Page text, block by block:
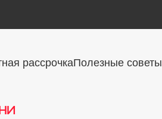
рассрочкаПолезные советы